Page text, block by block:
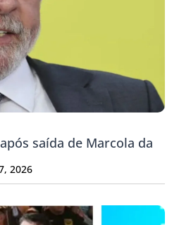
saída de Marcola da
2026